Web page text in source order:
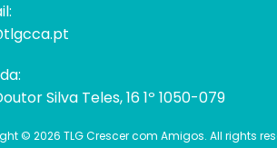
Silva Teles, 16 1º 1050-079
© 2026 TLG Crescer com Amigos. All rights